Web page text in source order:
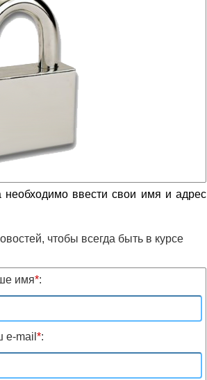
необходимо ввести свои имя и адрес
чтобы всегда быть в курсе
имя*:
e-mail *: